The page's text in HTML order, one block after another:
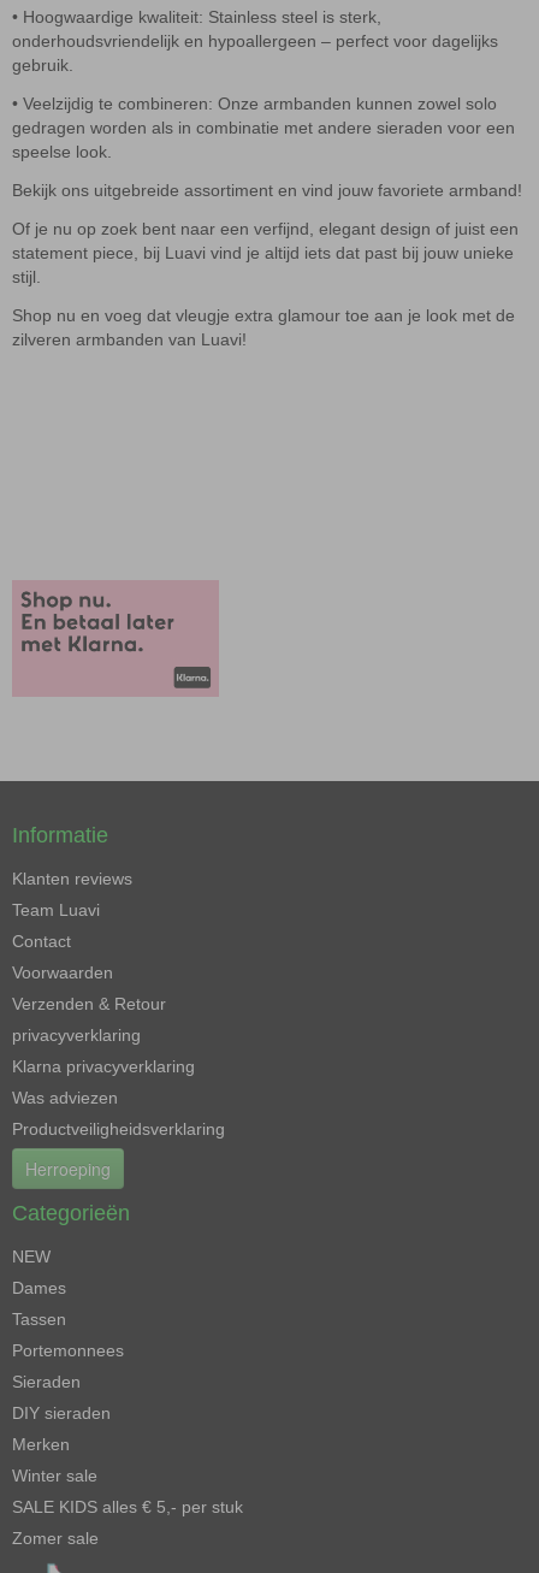
• Hoogwaardige kwaliteit: Stainless steel is sterk,
onderhoudsvriendelijk en hypoallergeen – perfect voor dagelijks
gebruik.
• Veelzijdig te combineren: Onze armbanden kunnen zowel solo
gedragen worden als in combinatie met andere sieraden voor een
speelse look.
Bekijk ons uitgebreide assortiment en vind jouw favoriete armband!
Of je nu op zoek bent naar een verfijnd, elegant design of juist een
statement piece, bij Luavi vind je altijd iets dat past bij jouw unieke
stijl.
Shop nu en voeg dat vleugje extra glamour toe aan je look met de
zilveren armbanden van Luavi!
Informatie
Klanten reviews
Team Luavi
Contact
Voorwaarden
Verzenden & Retour
privacyverklaring
Klarna privacyverklaring
Was adviezen
Productveiligheidsverklaring
Herroeping
Categorieën
NEW
Dames
Tassen
Portemonnees
Sieraden
DIY sieraden
Merken
Winter sale
SALE KIDS alles € 5,- per stuk
Zomer sale